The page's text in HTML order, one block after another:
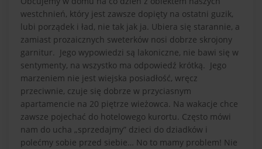
westchnień, który jest zawsze dopięty na ostatni guzik,
lubi porządek i ład, nie tak jak ja. Ubiera się starannie, a
zamiast prozaicznych sweterków nosi dobrze skrojony
garnitur. Jego wypowiedzi są lakoniczne, nie bawi się w
sentymenty, na wszystko ma odpowiedź krótką. Jego
marzeniem nie jest wiejska posiadłość, wręcz
przeciwnie, czuje się dobrze w przyciasnym
apartamencie na 20 piętrze wieżowca. Na wakacje chce
zawsze pojechać do hotelowego kurortu. Często mówi
nam do ucha „sprzedajmy” dzieci do dziadków i
polećmy sobie przed siebie… No to mamy problem! Nie